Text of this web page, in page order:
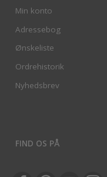
Min konto
Adressebog
Ønskeliste
Ordrehistorik
Nyhedsbrev
FIND OS PÅ